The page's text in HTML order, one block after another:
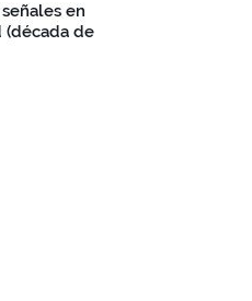
en
(década de